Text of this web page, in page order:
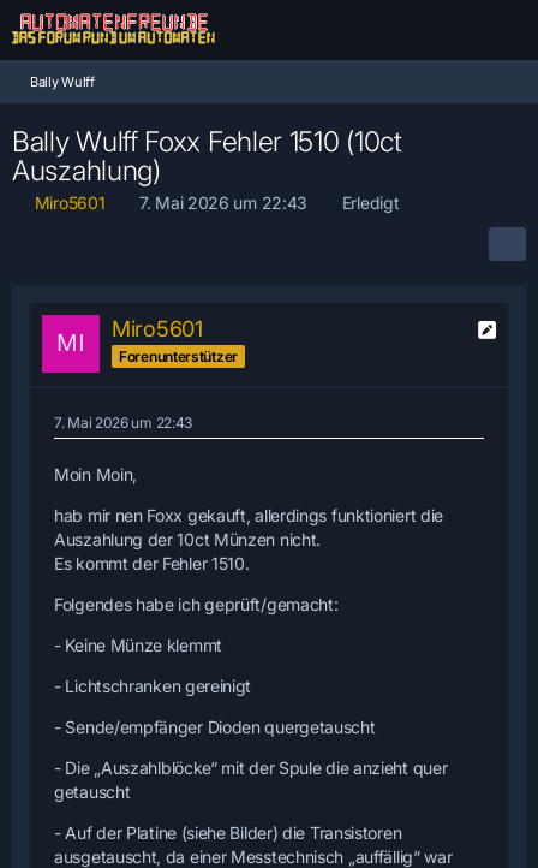
Bally Wulff
Bally Wulff Foxx Fehler 1510 (10ct
Auszahlung)
Miro5601 7. Mai 2026 um 22:43 Erledigt
Miro5601
Forenunterstützer
7. Mai 2026 um 22:43
Moin Moin,
hab mir nen Foxx gekauft, allerdings funktioniert die
Auszahlung der 10ct Münzen nicht.
Es kommt der Fehler 1510.
Folgendes habe ich geprüft/gemacht:
- Keine Münze klemmt
- Lichtschranken gereinigt
- Sende/empfänger Dioden quergetauscht
- Die „Auszahlblöcke“ mit der Spule die anzieht quer
getauscht
- Auf der Platine (siehe Bilder) die Transistoren
ausgetauscht, da einer Messtechnisch „auffällig“ war